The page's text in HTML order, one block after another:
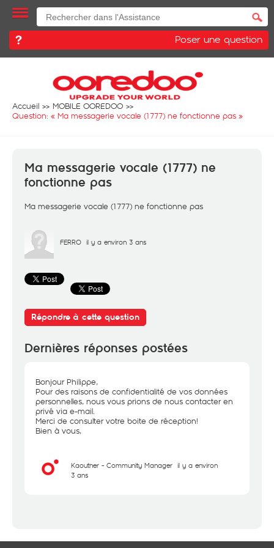
Poser une question
Accueil
MOBILE OOREDOO
Question: « Ma messagerie vocale (1777) ne fonctionne pas »
Ma messagerie vocale (1777) ne
fonctionne pas
Ma messagerie vocale (1777) ne fonctionne pas
FERRO il y a environ 3 ans
Répondre à cette question
Dernières réponses postées
Bonjour Philippe,
Pour des raisons de confidentialité de vos données
personnelles, nous vous prions de nous contacter en
privé via e-mail.
Merci de consulter votre boite de réception!
Bien à vous,
Kaouther - Community Manager il y a environ
3 ans